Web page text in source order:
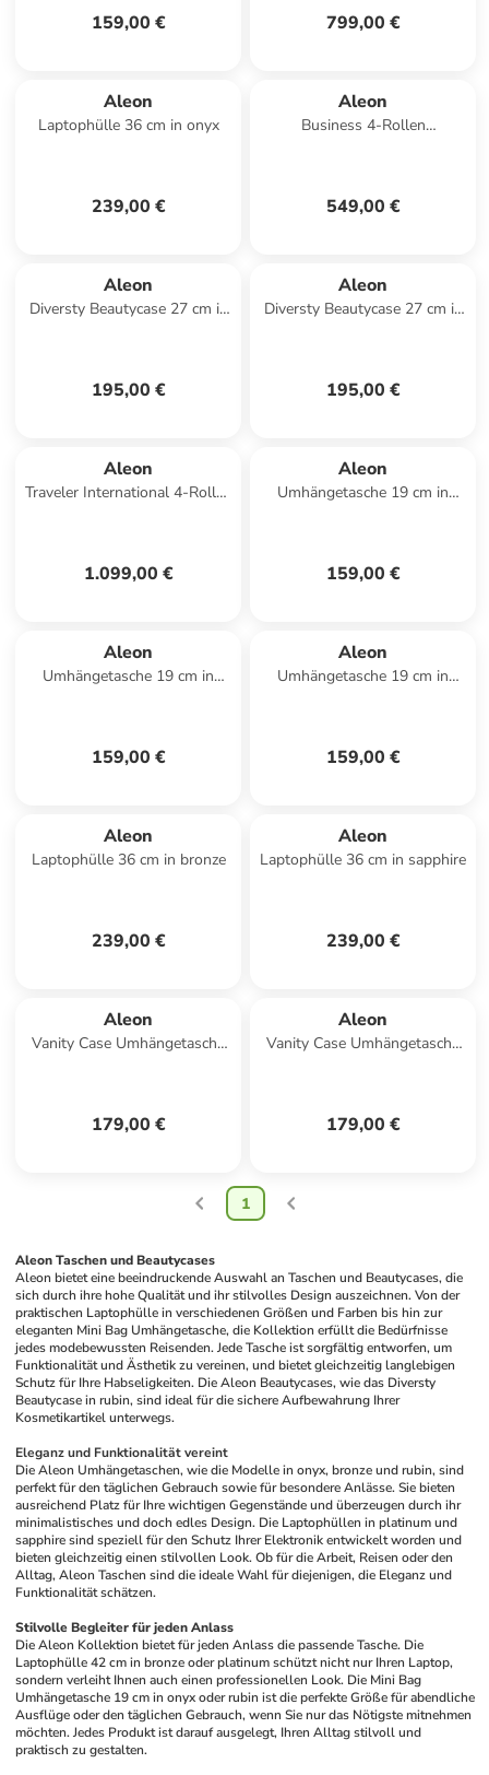
159,00 € 799,00 €
Aleon
Laptophülle 36 cm in onyx
239,00 €
Aleon
Business 4-Rollen
549,00 €
Aleon
Diversty Beautycase 27 cm in
195,00 €
Aleon
Diversty Beautycase 27 cm in
195,00 €
Aleon
Traveler International 4-Rollen
1.099,00 €
Aleon
Umhängetasche 19 cm in
159,00 €
Aleon
Umhängetasche 19 cm in
159,00 €
Aleon
Umhängetasche 19 cm in
159,00 €
Aleon
Laptophülle 36 cm in bronze
239,00 €
Aleon
Laptophülle 36 cm in sapphire
239,00 €
Aleon
Vanity Case Umhängetasche
179,00 €
Aleon
Vanity Case Umhängetasche
179,00 €
1
Aleon Taschen und Beautycases
Aleon bietet eine beeindruckende Auswahl an Taschen und Beautycases, die
sich durch ihre hohe Qualität und ihr stilvolles Design auszeichnen. Von der
praktischen Laptophülle in verschiedenen Größen und Farben bis hin zur
eleganten Mini Bag Umhängetasche, die Kollektion erfüllt die Bedürfnisse
jedes modebewussten Reisenden. Jede Tasche ist sorgfältig entworfen, um
Funktionalität und Ästhetik zu vereinen, und bietet gleichzeitig langlebigen
Schutz für Ihre Habseligkeiten. Die Aleon Beautycases, wie das Diversty
Beautycase in rubin, sind ideal für die sichere Aufbewahrung Ihrer
Kosmetikartikel unterwegs.
Eleganz und Funktionalität vereint
Die Aleon Umhängetaschen, wie die Modelle in onyx, bronze und rubin, sind
perfekt für den täglichen Gebrauch sowie für besondere Anlässe. Sie bieten
ausreichend Platz für Ihre wichtigen Gegenstände und überzeugen durch ihr
minimalistisches und doch edles Design. Die Laptophüllen in platinum und
sapphire sind speziell für den Schutz Ihrer Elektronik entwickelt worden und
bieten gleichzeitig einen stilvollen Look. Ob für die Arbeit, Reisen oder den
Alltag, Aleon Taschen sind die ideale Wahl für diejenigen, die Eleganz und
Funktionalität schätzen.
Stilvolle Begleiter für jeden Anlass
Die Aleon Kollektion bietet für jeden Anlass die passende Tasche. Die
Laptophülle 42 cm in bronze oder platinum schützt nicht nur Ihren Laptop,
sondern verleiht Ihnen auch einen professionellen Look. Die Mini Bag
Umhängetasche 19 cm in onyx oder rubin ist die perfekte Größe für abendliche
Ausflüge oder den täglichen Gebrauch, wenn Sie nur das Nötigste mitnehmen
möchten. Jedes Produkt ist darauf ausgelegt, Ihren Alltag stilvoll und
praktisch zu gestalten.